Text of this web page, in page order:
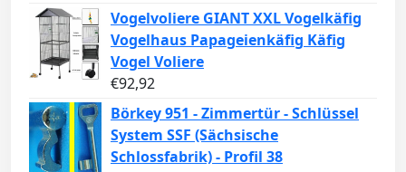
Vogelvoliere GIANT XXL Vogelkäfig
Vogelhaus Papageienkäfig Käfig
Vogel Voliere
€92,92
Börkey 951 - Zimmertür - Schlüssel
System SSF (Sächsische
Schlossfabrik) - Profil 38